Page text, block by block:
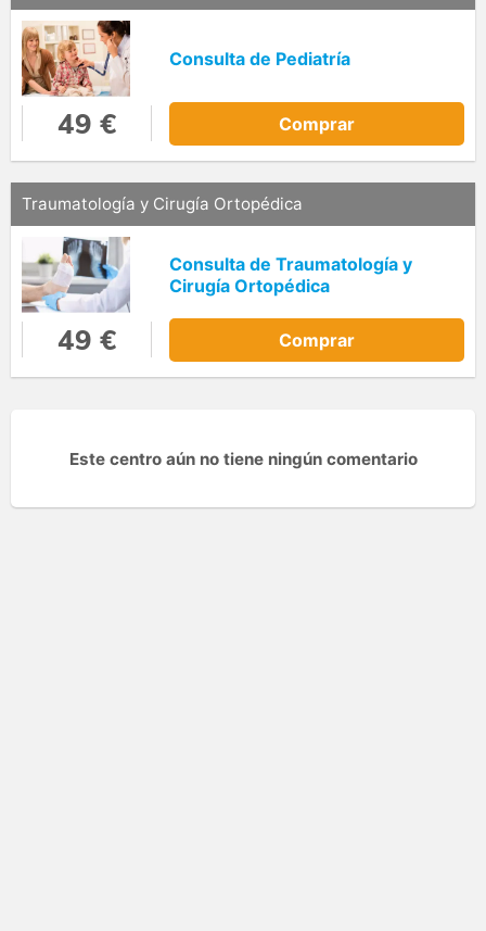
Consulta de Pediatría
49 € Comprar
Traumatología y Cirugía Ortopédica
Consulta de Traumatología y
Cirugía Ortopédica
49 € Comprar
Este centro aún no tiene ningún comentario